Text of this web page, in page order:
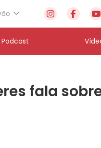
Podcast
fala